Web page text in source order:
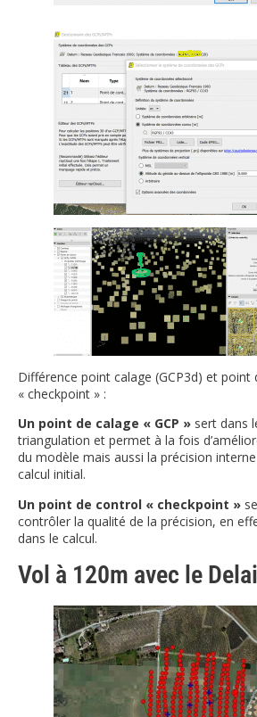
Différence point calage (GCP3d) et point
« checkpoint » :
Un point de calage « GCP » sert dans
triangulation et permet à la fois
du modèle mais aussi la précision
calcul initial.
Un point de control « checkpoint »
contrôler la qualité de la précision, en
dans le calcul.
Vol à 120m avec le